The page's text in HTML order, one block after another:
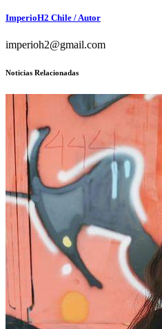
ImperioH2 Chile / Autor
imperioh2@gmail.com
Noticias Relacionadas